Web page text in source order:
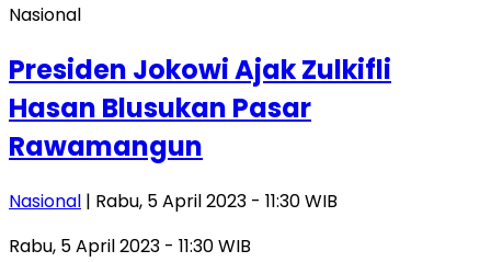
Nasional
Presiden Jokowi Ajak Zulkifli
Hasan Blusukan Pasar
Rawamangun
Nasional | Rabu, 5 April 2023 - 11:30 WIB
Rabu, 5 April 2023 - 11:30 WIB